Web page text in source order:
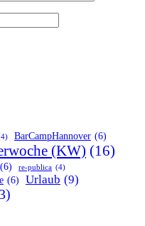
BarCampHannover (6)
(KW) (16)
(6) re-publica (4)
(6) Urlaub (9)